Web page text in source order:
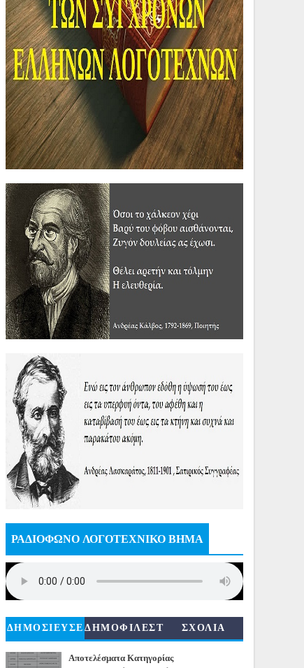
ΡΑΔΙΟΦΩΝΟ ΛΟΓΟΤΕΧΝΙΚΟ ΒΗΜΑ
ΔΗΜΟΣΙΕΥΣΕ
ΙΣ
ΔΗΜΟΦΙΛΕΣΤ
ΣΧΟΛΙΑ
Αποτελέσματα Κατηγορίας